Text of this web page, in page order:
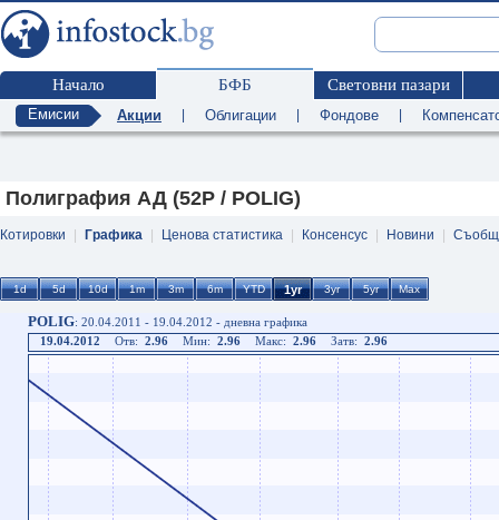
Начало БФБ Световни пазари
Емисии Акции Облигации Фондове
Полиграфия АД (52P / POLIG)
Котировки Графика Ценова статистика Консенсус Новини
POLIG: 20.04.2011 - 19.04.2012 - дневна графика
19.04.2012
Отв: 2.96 Мин: 2.96 Макс: 2.96 Затв: 2.96